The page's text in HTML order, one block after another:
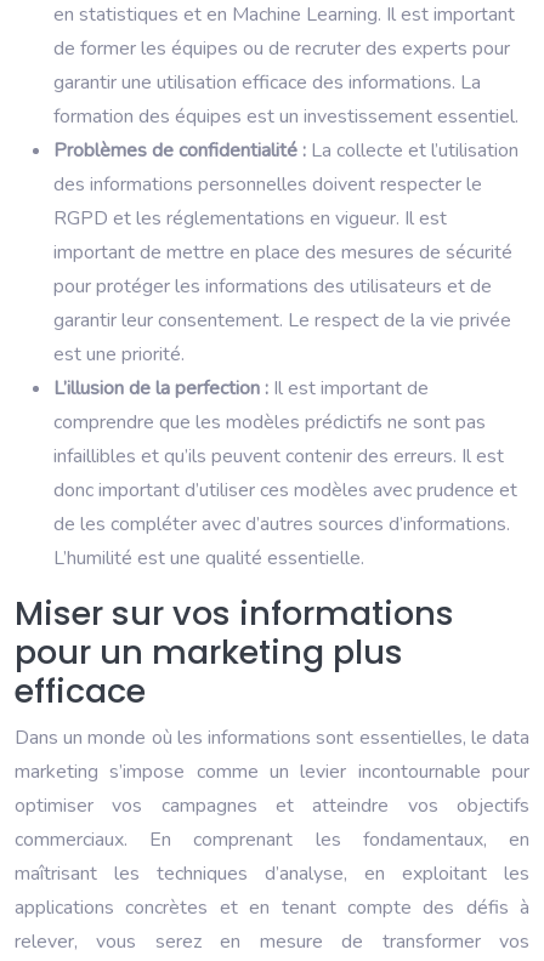
en statistiques et en Machine Learning. Il est important
de former les équipes ou de recruter des experts pour
garantir une utilisation efficace des informations. La
formation des équipes est un investissement essentiel.
Problèmes de confidentialité : La collecte et l’utilisation
des informations personnelles doivent respecter le
RGPD et les réglementations en vigueur. Il est
important de mettre en place des mesures de sécurité
pour protéger les informations des utilisateurs et de
garantir leur consentement. Le respect de la vie privée
est une priorité.
L’illusion de la perfection : Il est important de
comprendre que les modèles prédictifs ne sont pas
infaillibles et qu’ils peuvent contenir des erreurs. Il est
donc important d’utiliser ces modèles avec prudence et
de les compléter avec d’autres sources d’informations.
L’humilité est une qualité essentielle.
Miser sur vos informations
pour un marketing plus
efficace
Dans un monde où les informations sont essentielles, le data
marketing s’impose comme un levier incontournable pour
optimiser vos campagnes et atteindre vos objectifs
commerciaux. En comprenant les fondamentaux, en
maîtrisant les techniques d’analyse, en exploitant les
applications concrètes et en tenant compte des défis à
relever, vous serez en mesure de transformer vos